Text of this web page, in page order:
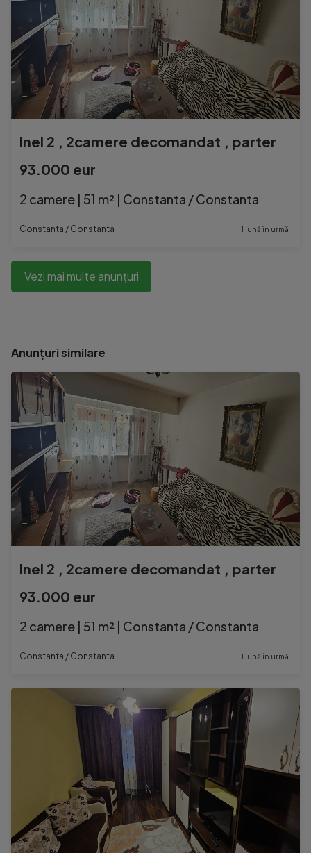
Inel 2 , 2camere decomandat , parter
93.000 eur
2 camere | 51 m² | Constanta / Constanta
Constanta / Constanta 1 lună în urmă
Vezi mai multe anunțuri
Anunțuri similare
Inel 2 , 2camere decomandat , parter
93.000 eur
2 camere | 51 m² | Constanta / Constanta
Constanta / Constanta 1 lună în urmă